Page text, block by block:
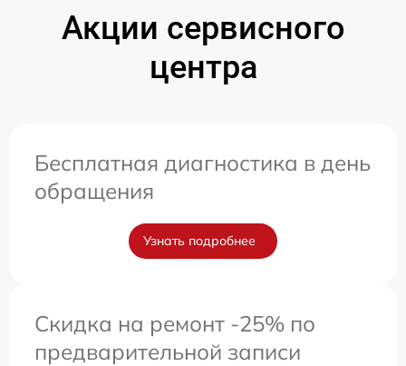
Акции сервисного
центра
Бесплатная диагностика в день
обращения
Узнать подробнее
Скидка на ремонт -25% по
предварительной записи